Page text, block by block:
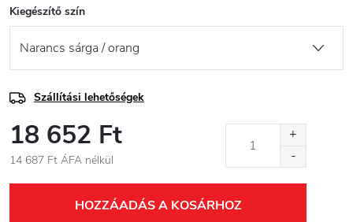
Kiegészítő szín
Szállítási lehetőségek
18 652 Ft
14 687 Ft ÁFA nélkül
HOZZÁADÁS A KOSÁRHOZ